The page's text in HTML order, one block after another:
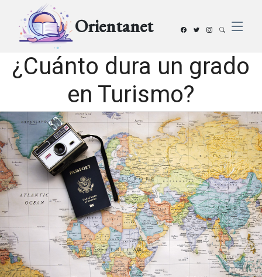
Orientanet
¿Cuánto dura un grado
en Turismo?